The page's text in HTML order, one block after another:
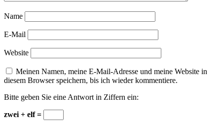
Name
E-Mail
Website
Meinen Namen, meine E-Mail-Adresse und meine Website in
diesem Browser speichern, bis ich wieder kommentiere.
Bitte geben Sie eine Antwort in Ziffern ein:
zwei + elf =